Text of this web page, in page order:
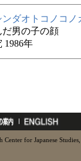
ダオトコノコノ
男の子の顔
1986年
for Japanese